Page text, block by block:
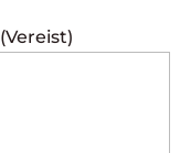
(Vereist)